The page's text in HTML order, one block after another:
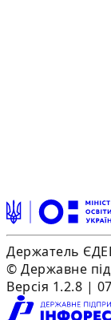
Держатель
© Державне
Версія 1.2.8 |